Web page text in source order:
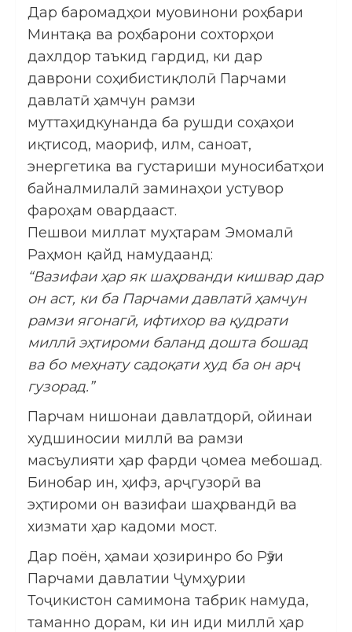
Дар баромадҳои муовинони роҳбари
Минтақа ва роҳбарони сохторҳои
дахлдор таъкид гардид, ки дар
даврони соҳибистиқлолӣ Парчами
давлатӣ ҳамчун рамзи
муттаҳидкунанда ба рушди соҳаҳои
иқтисод, маориф, илм, саноат,
энергетика ва густариши муносибатҳои
байналмилалӣ заминаҳои устувор
фароҳам овардааст.
Пешвои миллат муҳтарам Эмомалӣ
Раҳмон қайд намудаанд:
“Вазифаи ҳар як шаҳрванди кишвар дар
он аст, ки ба Парчами давлатӣ ҳамчун
рамзи ягонагӣ, ифтихор ва қудрати
миллӣ эҳтироми баланд дошта бошад
ва бо меҳнату садоқати худ ба он арҷ
гузорад.”
Парчам нишонаи давлатдорӣ, ойинаи
худшиносии миллӣ ва рамзи
масъулияти ҳар фарди ҷомеа мебошад.
Бинобар ин, ҳифз, арҷгузорӣ ва
эҳтироми он вазифаи шаҳрвандӣ ва
хизмати ҳар кадоми мост.
Дар поён, ҳамаи ҳозиринро бо Рӯзи
Парчами давлатии Ҷумҳурии
Тоҷикистон самимона табрик намуда,
таманно дорам, ки ин иди миллӣ ҳар